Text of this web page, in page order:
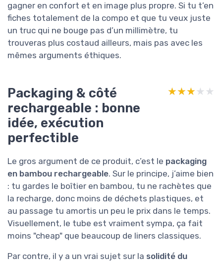
gagner en confort et en image plus propre. Si tu t’en
fiches totalement de la compo et que tu veux juste
un truc qui ne bouge pas d’un millimètre, tu
trouveras plus costaud ailleurs, mais pas avec les
mêmes arguments éthiques.
Packaging & côté
rechargeable : bonne
idée, exécution
perfectible
★★★★★
★★★★★
Le gros argument de ce produit, c’est le packaging
en bambou rechargeable. Sur le principe, j’aime bien
: tu gardes le boîtier en bambou, tu ne rachètes que
la recharge, donc moins de déchets plastiques, et
au passage tu amortis un peu le prix dans le temps.
Visuellement, le tube est vraiment sympa, ça fait
moins "cheap" que beaucoup de liners classiques.
Par contre, il y a un vrai sujet sur la solidité du